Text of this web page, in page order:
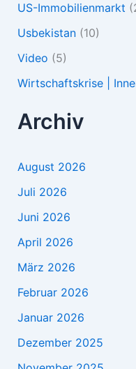
US-Immobilienmarkt
Usbekistan(10)
Video (5)
Wirtschaftskrise |
Archiv
August 2026
Juli 2026
Juni 2026
April 2026
März 2026
Februar 2026
Januar 2026
Dezember 2025